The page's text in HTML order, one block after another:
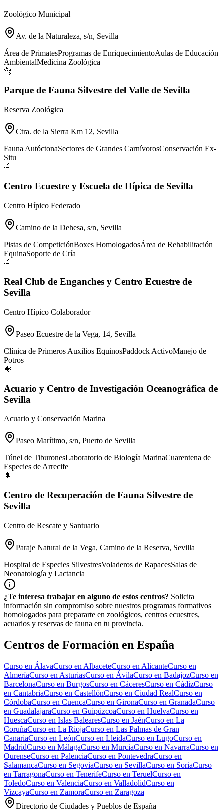
Zoológico Municipal
Av. de la Naturaleza, s/n, Sevilla
Área de PrimatesProgramas de EnriquecimientoAulas de Educación
AmbientalMedicina Zoológica
🐆
Parque de Fauna Silvestre del Valle de Sevilla
Reserva Zoológica
Ctra. de la Sierra Km 12, Sevilla
Fauna AutóctonaSectores de Grandes CarnívorosConservación Ex-
Situ
🐴
Centro Ecuestre y Escuela de Hípica de Sevilla
Centro Hípico Federado
Camino de la Dehesa, s/n, Sevilla
Pistas de CompeticiónBoxes HomologadosÁrea de Rehabilitación
EquinaSoporte de Cría
🐴
Real Club de Enganches y Centro Ecuestre de
Sevilla
Centro Hípico Colaborador
Paseo Ecuestre de la Vega, 14, Sevilla
Clínica de Primeros Auxilios EquinosPaddock ActivoManejo de
Potros
🐠
Acuario y Centro de Investigación Oceanográfica de
Sevilla
Acuario y Conservación Marina
Paseo Marítimo, s/n, Puerto de Sevilla
Túnel de TiburonesLaboratorio de Biología MarinaCuarentena de
Especies de Arrecife
🌲
Centro de Recuperación de Fauna Silvestre de
Sevilla
Centro de Rescate y Santuario
Paraje Natural de la Vega, Camino de la Reserva, Sevilla
Hospital de Especies SilvestresVoladeros de RapacesSalas de
Neonatología y Lactancia
¿Te interesa trabajar en alguno de estos centros? Solicita
información sin compromiso sobre nuestros programas formativos
homologados para prepararte en zoológicos, centros ecuestres,
acuarios y reservas de fauna en tu provincia.
Centros de Formación en España
Curso en ÁlavaCurso en AlbaceteCurso en AlicanteCurso en
AlmeríaCurso en AsturiasCurso en ÁvilaCurso en BadajozCurso en
BarcelonaCurso en BurgosCurso en CáceresCurso en CádizCurso
en CantabriaCurso en CastellónCurso en Ciudad RealCurso en
CórdobaCurso en CuencaCurso en GironaCurso en GranadaCurso
en GuadalajaraCurso en GuipúzcoaCurso en HuelvaCurso en
HuescaCurso en Islas BalearesCurso en JaénCurso en La
CoruñaCurso en La RiojaCurso en Las Palmas de Gran
CanariaCurso en LeónCurso en LleidaCurso en LugoCurso en
MadridCurso en MálagaCurso en MurciaCurso en NavarraCurso en
OurenseCurso en PalenciaCurso en PontevedraCurso en
SalamancaCurso en SegoviaCurso en SevillaCurso en SoriaCurso
en TarragonaCurso en TenerifeCurso en TeruelCurso en
ToledoCurso en ValenciaCurso en ValladolidCurso en
VizcayaCurso en ZamoraCurso en Zaragoza
Directorio de Ciudades y Pueblos de España